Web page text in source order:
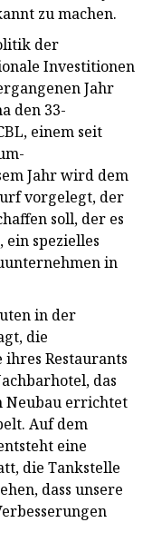
zu machen.
der
Investitionen
Jahr
den 33-
einem seit
Jahr wird dem
vorgelegt, der
soll, der es
spezielles
in
in der
die
Restaurants
das
Neubau errichtet
Auf dem
eine
die Tankstelle
dass unsere